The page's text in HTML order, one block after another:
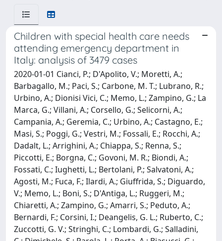
Children with special health care needs
attending emergency department in
Italy: analysis of 3479 cases
2020-01-01 Cianci, P.; D'Apolito, V.; Moretti, A.;
Barbagallo, M.; Paci, S.; Carbone, M. T.; Lubrano, R.;
Urbino, A.; Dionisi Vici, C.; Memo, L.; Zampino, G.; La
Marca, G.; Villani, A.; Corsello, G.; Selicorni, A.;
Campania, A.; Geremia, C.; Urbino, A.; Castagno, E.;
Masi, S.; Poggi, G.; Vestri, M.; Fossali, E.; Rocchi, A.;
Dadalt, L.; Arrighini, A.; Chiappa, S.; Renna, S.;
Piccotti, E.; Borgna, C.; Govoni, M. R.; Biondi, A.;
Fossati, C.; Iughetti, L.; Bertolani, P.; Salvatoni, A.;
Agosti, M.; Fuca, F.; Ilardi, A.; Giuffrida, S.; Diguardo,
V.; Memo, L.; Boni, S.; D'Antiga, L.; Ruggeri, M.;
Chiaretti, A.; Zampino, G.; Amarri, S.; Peduto, A.;
Bernardi, F.; Corsini, I.; Deangelis, G. L.; Ruberto, C.;
Zuccotti, G. V.; Stringhi, C.; Lombardi, G.; Salladini,